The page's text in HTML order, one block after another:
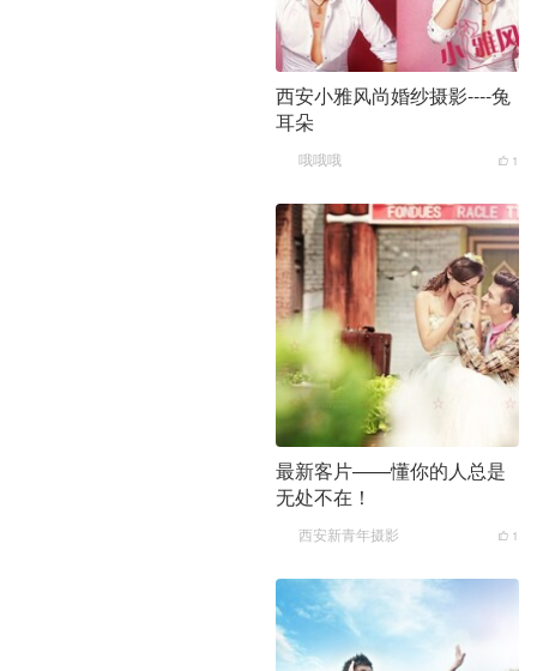
西安小雅风尚婚纱摄影----兔
耳朵
哦哦哦 1
最新客片——懂你的人总是
无处不在！
西安新青年摄影 1